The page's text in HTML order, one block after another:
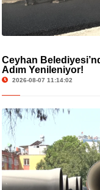
Ceyhan
Adım Yenileniyor!
2026-08-07 11:14:02